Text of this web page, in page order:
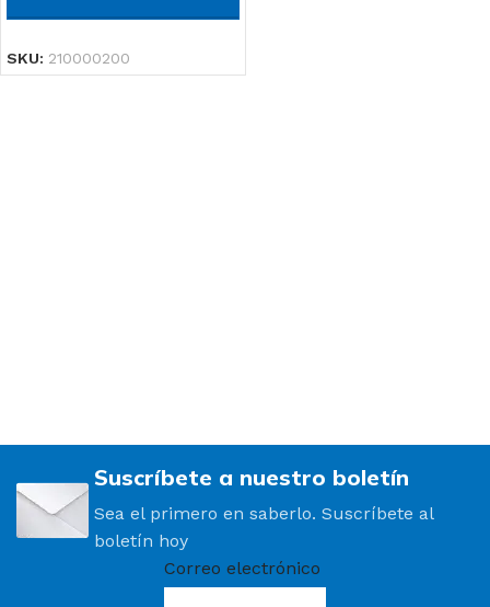
SKU: 210000200
Suscríbete a nuestro boletín
Sea el primero en saberlo. Suscríbete al
boletín hoy
Correo electrónico